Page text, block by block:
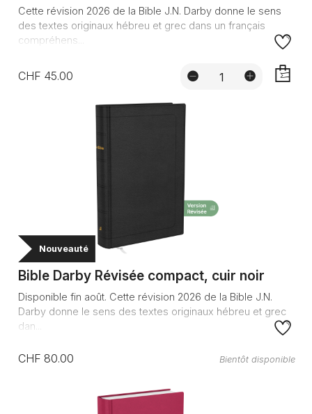
Cette révision 2026 de la Bible J.N. Darby donne le sens
des textes originaux hébreu et grec dans un français
compréhens...
CHF 45.00
Nouveauté
Bible Darby Révisée compact, cuir noir
Disponible fin août. Cette révision 2026 de la Bible J.N.
Darby donne le sens des textes originaux hébreu et grec
dan...
CHF 80.00 Bientôt disponible